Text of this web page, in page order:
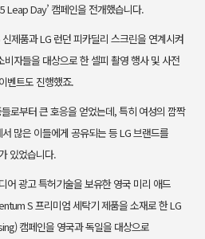
Leap Day’ 캠페인을 전개했습니다.
제품과 LG 런던 피카딜리 스크린을 연계시켜
자들을 대상으로 한 셀피 촬영 행사 및 사전
벤트도 진행했죠.
로부터 큰 호응을 얻었는데, 특히 여성의 깜짝
많은 이들에게 공유되는등 LG 브랜드를
있었습니다.
어 광고 특허기술을 보유한 영국 미리 애드
S 프리미엄 세탁기 제품을소재로 한 LG
캠페인을 영국과독일을 대상으로